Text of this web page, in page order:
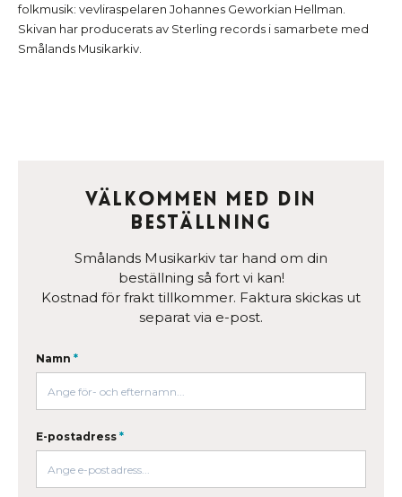
folkmusik: vevliraspelaren Johannes Geworkian Hellman.
Skivan har producerats av Sterling records i samarbete med
Smålands Musikarkiv.
Välkommen med din
beställning
Smålands Musikarkiv tar hand om din
beställning så fort vi kan!
Kostnad för frakt tillkommer. Faktura skickas ut
separat via e-post.
Namn *
E-postadress *